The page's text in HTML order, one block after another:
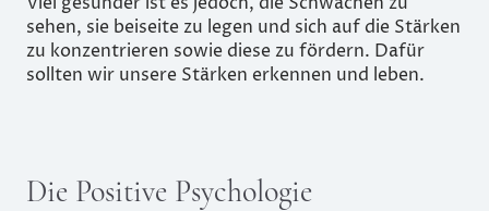
sehen, sie beiseite zu legen und sich auf die Stärken
zu konzentrieren sowie diese zu fördern. Dafür
sollten wir unsere Stärken erkennen und leben.
Die Positive Psychologie